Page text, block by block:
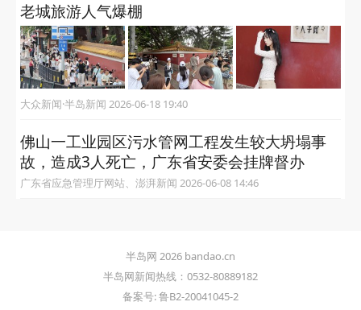
老城旅游人气爆棚
大众新闻·半岛新闻 2026-06-18 19:40
佛山一工业园区污水管网工程发生较大坍塌事
故，造成3人死亡，广东省安委会挂牌督办
广东省应急管理厅网站、澎湃新闻 2026-06-08 14:46
半岛网 2026 bandao.cn
半岛网新闻热线：0532-80889182
备案号: 鲁B2-20041045-2